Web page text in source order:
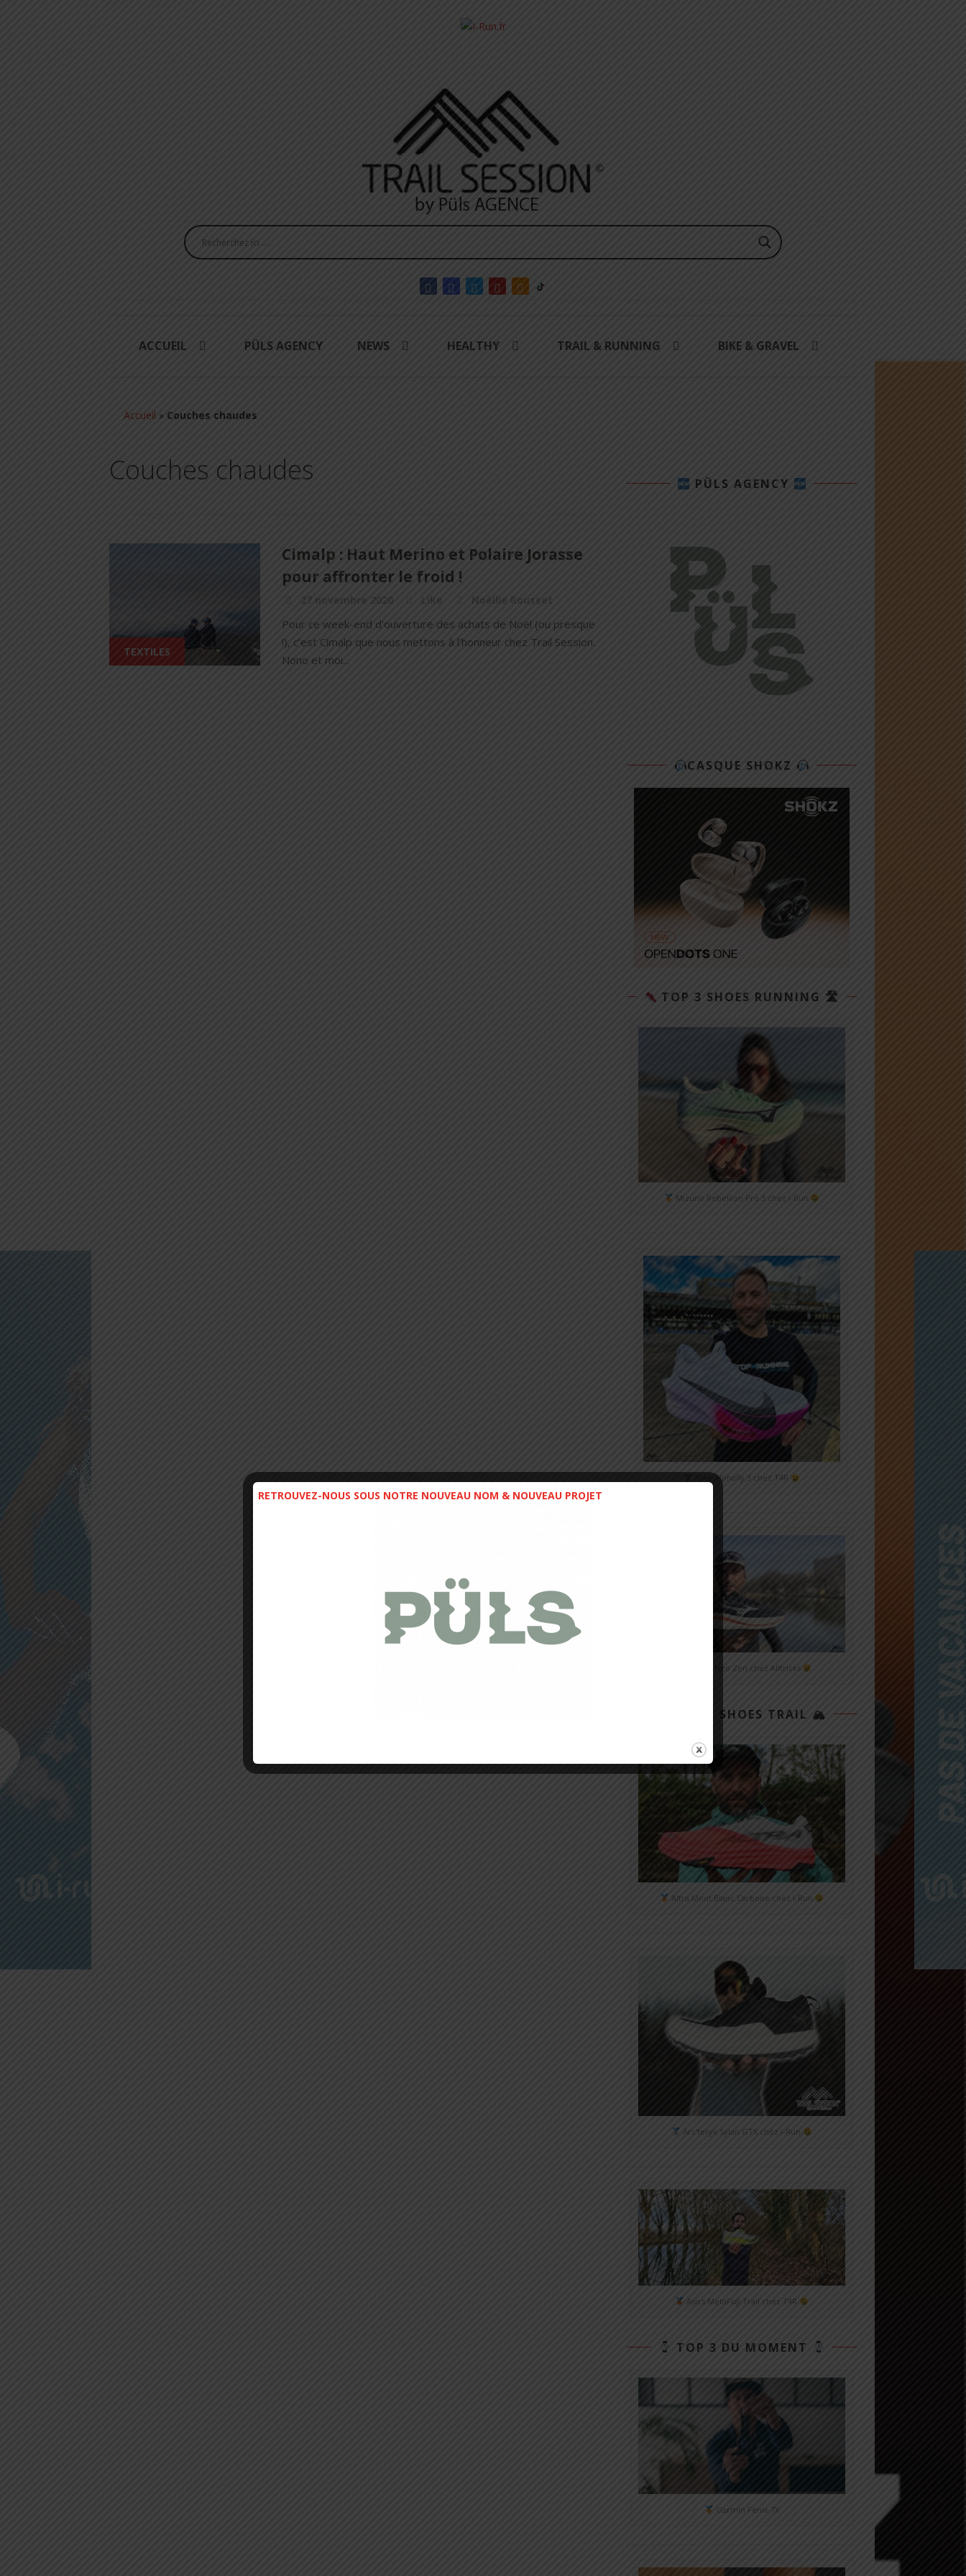
ACCUEIL PÜLS AGENCY NEWS HEALTHY TRAIL & RUNNING BIKE & GRAVEL
Accueil » Couches chaudes
Couches chaudes
TEXTILES
Cimalp : Haut Merino et Polaire Jorasse
pour affronter le froid !
27 novembre 2020 Like Noëllie Rousset
Pour ce week-end d'ouverture des achats de Noël (ou presque
!), c’est Cimalp que nous mettons à l’honneur chez Trail Session.
Nono et moi...
PÜLS AGENCY
CASQUE SHOKZ
TOP 3 SHOES RUNNING 🛣
Mizuno Rebellion Pro 3 chez i-Run
Nike Alphafly 3 chez T4R
Mizuno Neo Zen chez Alltricks
TOP 3 SHOES TRAIL 🏔
Altra Mont Blanc Carbone chez i-Run
Arc'teryx Sylan GTX chez i-Run
Asics MetaFuji Trail chez T4R
TOP 3 DU MOMENT
Garmin Fénix 7X
RETROUVEZ-NOUS SOUS NOTRE NOUVEAU NOM & NOUVEAU PROJET